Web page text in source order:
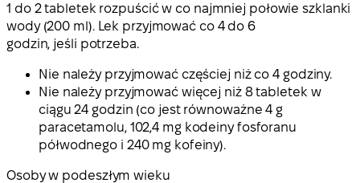
1 do 2 tabletek rozpuścić w co najmniej połowie szklanki
wody (200 ml). Lek przyjmować co 4 do 6
godzin, jeśli potrzeba.
Nie należy przyjmować częściej niż co 4 godziny.
Nie należy przyjmować więcej niż 8 tabletek w
ciągu 24 godzin (co jest równoważne 4 g
paracetamolu, 102,4 mg kodeiny fosforanu
półwodnego i 240 mg kofeiny).
Osoby w podeszłym wieku